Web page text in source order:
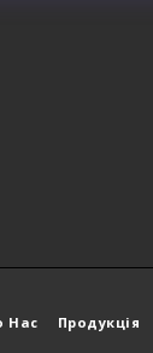
Нас Продукція